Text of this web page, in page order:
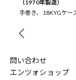
（1970年製造）
手巻き、18KYGケ
問い合わせ
エンツォショッ